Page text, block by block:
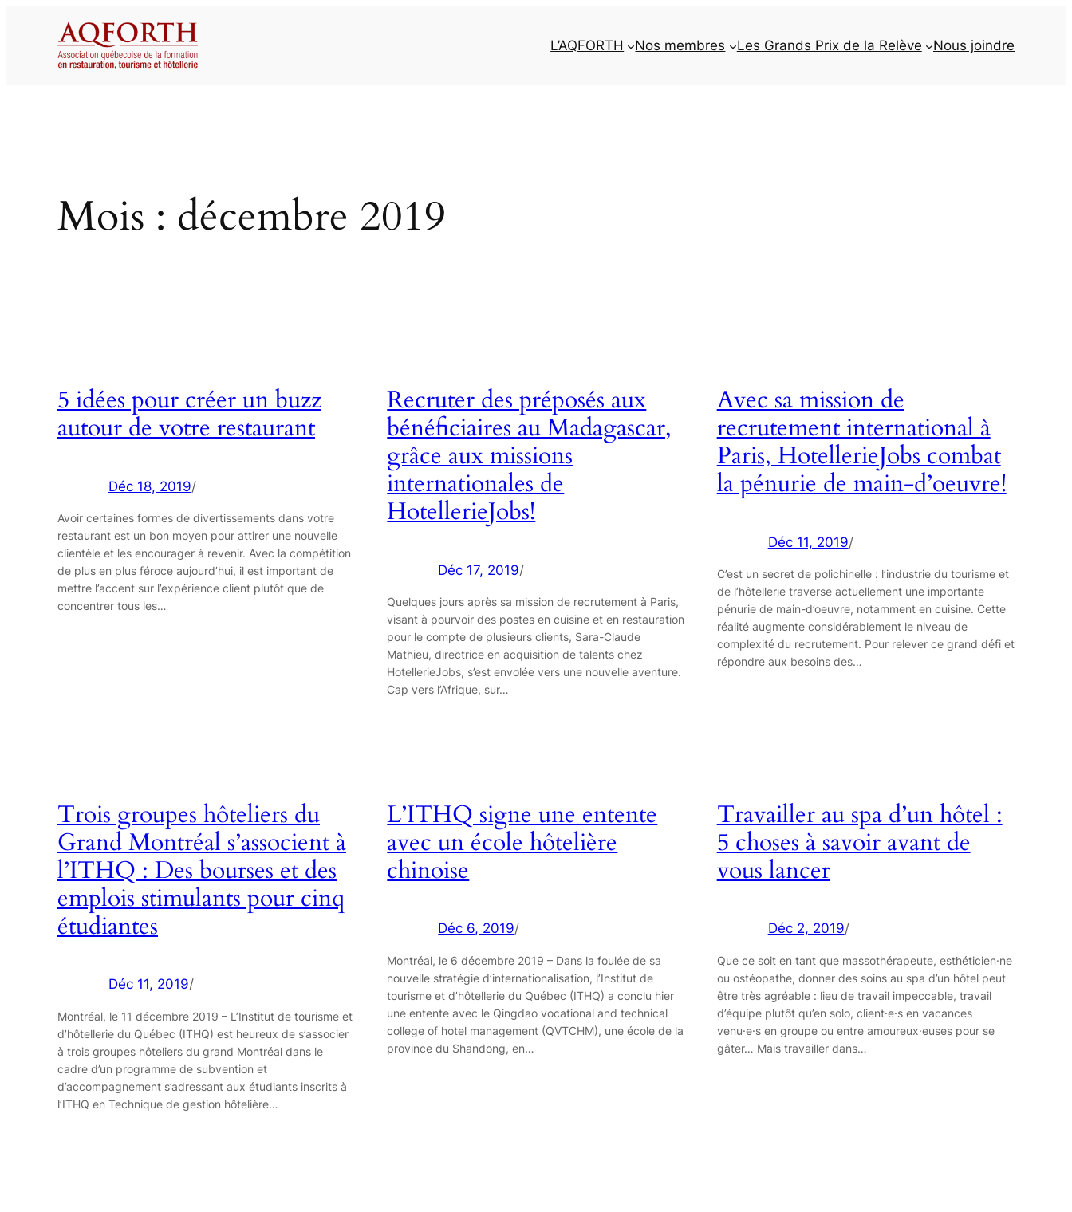
L’AQFORTH Nos membres Les Grands Prix de la Relève Nous joindre
Mois : décembre 2019
5 idées pour créer un buzz
autour de votre restaurant
Déc 18, 2019/
Avoir certaines formes de divertissements dans votre
restaurant est un bon moyen pour attirer une nouvelle
clientèle et les encourager à revenir. Avec la compétition
de plus en plus féroce aujourd’hui, il est important de
mettre l’accent sur l’expérience client plutôt que de
concentrer tous les…
Recruter des préposés aux
bénéficiaires au Madagascar,
grâce aux missions
internationales de
HotellerieJobs!
Déc 17, 2019/
Quelques jours après sa mission de recrutement à Paris,
visant à pourvoir des postes en cuisine et en restauration
pour le compte de plusieurs clients, Sara-Claude
Mathieu, directrice en acquisition de talents chez
HotellerieJobs, s’est envolée vers une nouvelle aventure.
Cap vers l’Afrique, sur…
Avec sa mission de
recrutement international à
Paris, HotellerieJobs combat
la pénurie de main-d’oeuvre!
Déc 11, 2019/
C’est un secret de polichinelle : l’industrie du tourisme et
de l’hôtellerie traverse actuellement une importante
pénurie de main-d’oeuvre, notamment en cuisine. Cette
réalité augmente considérablement le niveau de
complexité du recrutement. Pour relever ce grand défi et
répondre aux besoins des…
Trois groupes hôteliers du
Grand Montréal s’associent à
l’ITHQ : Des bourses et des
emplois stimulants pour cinq
étudiantes
Déc 11, 2019/
Montréal, le 11 décembre 2019 – L’Institut de tourisme et
d’hôtellerie du Québec (ITHQ) est heureux de s’associer
à trois groupes hôteliers du grand Montréal dans le
cadre d’un programme de subvention et
d’accompagnement s’adressant aux étudiants inscrits à
l’ITHQ en Technique de gestion hôtelière…
L’ITHQ signe une entente
avec un école hôtelière
chinoise
Déc 6, 2019/
Montréal, le 6 décembre 2019 – Dans la foulée de sa
nouvelle stratégie d’internationalisation, l’Institut de
tourisme et d’hôtellerie du Québec (ITHQ) a conclu hier
une entente avec le Qingdao vocational and technical
college of hotel management (QVTCHM), une école de la
province du Shandong, en…
Travailler au spa d’un hôtel :
5 choses à savoir avant de
vous lancer
Déc 2, 2019/
Que ce soit en tant que massothérapeute, esthéticien·ne
ou ostéopathe, donner des soins au spa d’un hôtel peut
être très agréable : lieu de travail impeccable, travail
d’équipe plutôt qu’en solo, client·e·s en vacances
venu·e·s en groupe ou entre amoureux·euses pour se
gâter… Mais travailler dans…